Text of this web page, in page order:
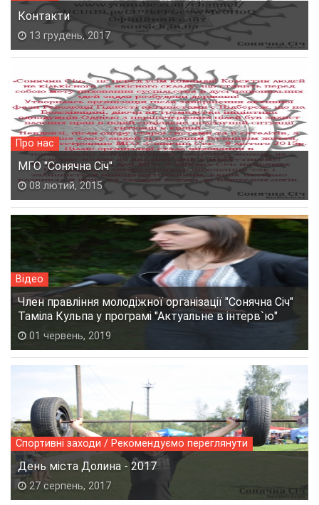
Контакти
13 грудень, 2017
Про нас
МГО "Сонячна Січ"
08 лютий, 2015
Відео
Член правління молодіжної організації "Сонячна Січ"
Таміла Кульпа у програмі "Актуальне в інтерв`ю"
01 червень, 2019
Спортивні заходи / Рекомендуємо переглянути
День міста Долина - 2017
27 серпень, 2017